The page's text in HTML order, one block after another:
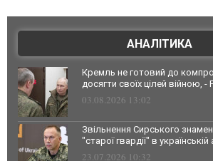
АНАЛІТИКА
Кремль не готовий до
досягти своїх цілей війною,
03.08.2026 13:02
Звільнення Сирського
"старої гвардії" в українській
23.07.2026 10:32